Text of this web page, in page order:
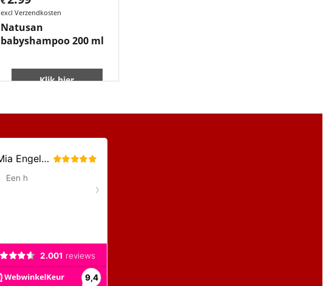
excl Verzendkosten
Natusan
babyshampoo 200 ml
Klik hier